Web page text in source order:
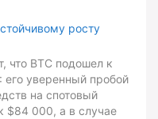
росту
что BTC подошел к
уверенный пробой
на спотовый
$84 000, а в случае